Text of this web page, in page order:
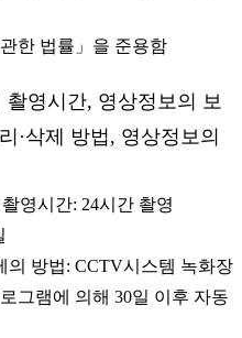
한 법률」을 준용함
영시간, 영상정보의 보
·삭제 방법, 영상정보의
영시간: 24시간 촬영
의 방법: CCTV시스템 녹화장
그램에 의해 30일 이후 자동